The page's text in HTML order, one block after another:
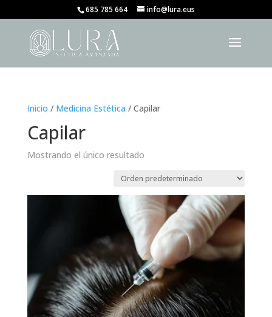
685 785 664 info@lura.eus
Inicio / Medicina Estética / Capilar
Capilar
Mostrando el único resultado